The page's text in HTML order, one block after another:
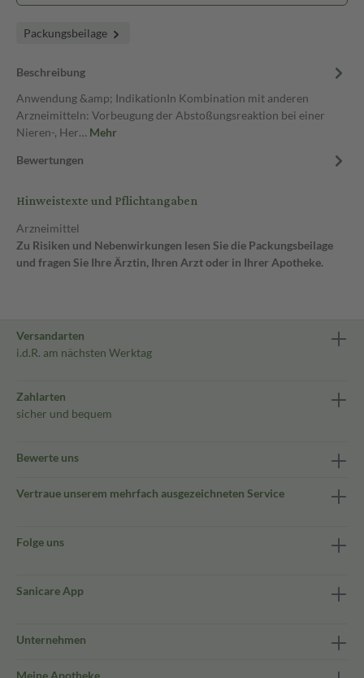
Packungsbeilage
Beschreibung
Anwendung &amp; IndikationIn Kombination mit anderen
Arzneimitteln: Vorbeugung der Abstoßungsreaktion bei einer
Nieren-, Her… Mehr
Bewertungen
Hinweistexte und Pflichtangaben
Arzneimittel
Zu Risiken und Nebenwirkungen lesen Sie die Packungsbeilage
und fragen Sie Ihre Ärztin, Ihren Arzt oder in Ihrer Apotheke.
Versandarten
i.d.R. am nächsten Werktag
Zahlarten
sicher und bequem
Bewerte uns
Vertraue unserem mehrfach ausgezeichneten Service
Folge uns
Sanicare App
Unternehmen
Meine Apotheke